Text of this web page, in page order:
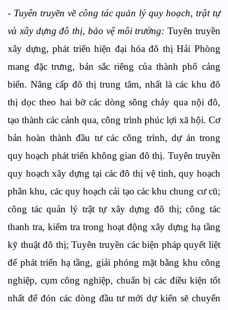
- Tuyên truyền về công tác quản lý quy hoạch, trật tự
và xây dựng đô thị, bảo vệ môi trường:Tuyên truyền
xây dựng, phát triển hiện đại hóa đô thị Hải Phòng
mang đặc trưng, bản sắc riêng của thành phố cảng
biển. Nâng cấp đô thị trung tâm, nhất là các khu đô
thị dọc theo hai bờ các dòng sông chảy qua nội đô,
tạo thành các cảnh qua, công trình phúc lợi xã hội. Cơ
bản hoàn thành đầu tư các công trình, dự án trong
quy hoạch phát triển không gian đô thị. Tuyên truyền
quy hoạch xây dựng tại các đô thị vệ tinh, quy hoạch
phân khu, các quy hoạch cải tạo các khu chung cư cũ;
công tác quản lý trật tự xây dựng đô thị; công tác
thanh tra, kiểm tra trong hoạt động xây dựng hạ tầng
kỹ thuật đô thị; Tuyên truyền các biện pháp quyết liệt
để phát triển hạ tầng, giải phóng mặt bằng khu công
nghiệp, cụm công nghiệp, chuẩn bị các điều kiện tốt
nhất để đón các dòng đầu tư mới dự kiến sẽ chuyển